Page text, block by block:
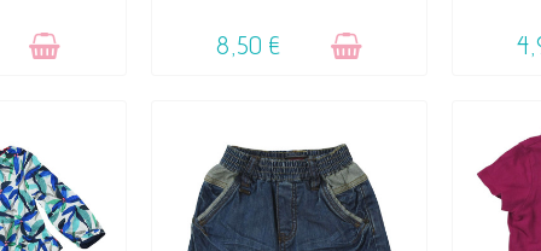
8,50 €